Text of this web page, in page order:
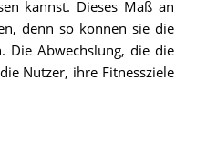
kannst. Dieses Maß an
denn so können sie die
Die Abwechslung, die die
Nutzer, ihre Fitnessziele